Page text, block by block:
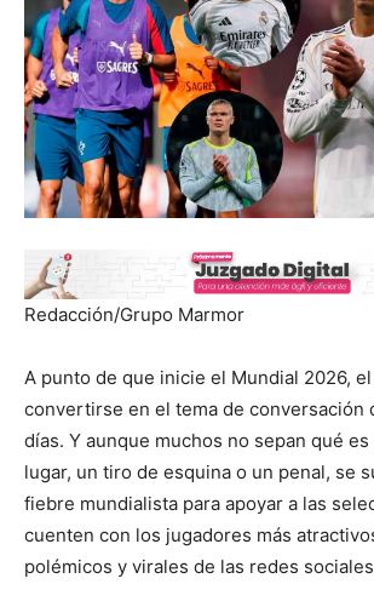
Redacción/Grupo Marmor
A punto de que inicie el Mundial 2026,
convertirse en el tema de conversación
días. Y aunque muchos no sepan qué
lugar, un tiro de esquina o un penal, se
fiebre mundialista para apoyar a las
cuenten con los jugadores más
polémicos y virales de las redes